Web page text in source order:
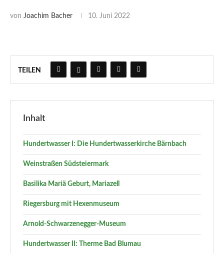
von Joachim Bacher 10. Juni 2022
TEILEN
Inhalt
Hundertwasser I: Die Hundertwasserkirche Bärnbach
Weinstraßen Südsteiermark
Basilika Mariä Geburt, Mariazell
Riegersburg mit Hexenmuseum
Arnold-Schwarzenegger-Museum
Hundertwasser II: Therme Bad Blumau